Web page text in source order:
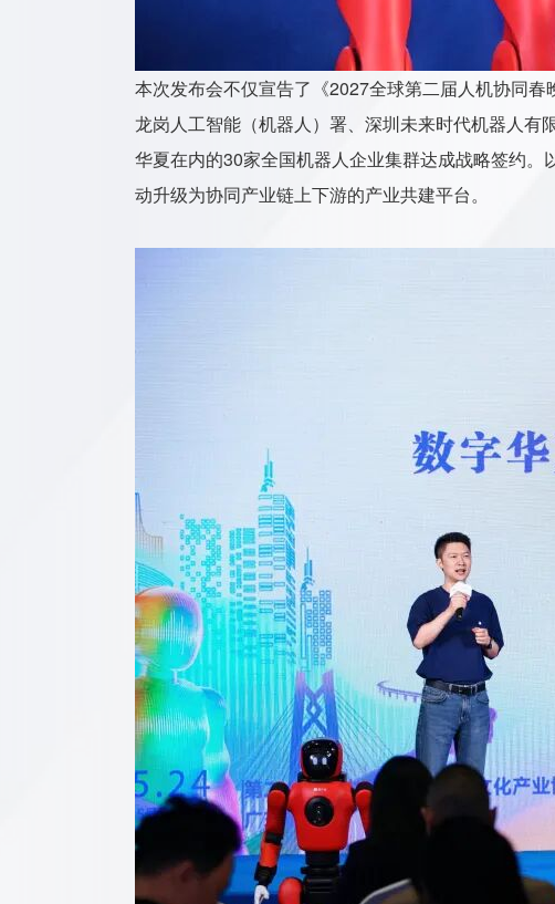
本次发布会不仅宣告了《2027全球第二届人机协同
龙岗人工智能（机器人）署、深圳未来时代机器人
华夏在内的30家全国机器人企业集群达成战略签约
动升级为协同产业链上下游的产业共建平台。